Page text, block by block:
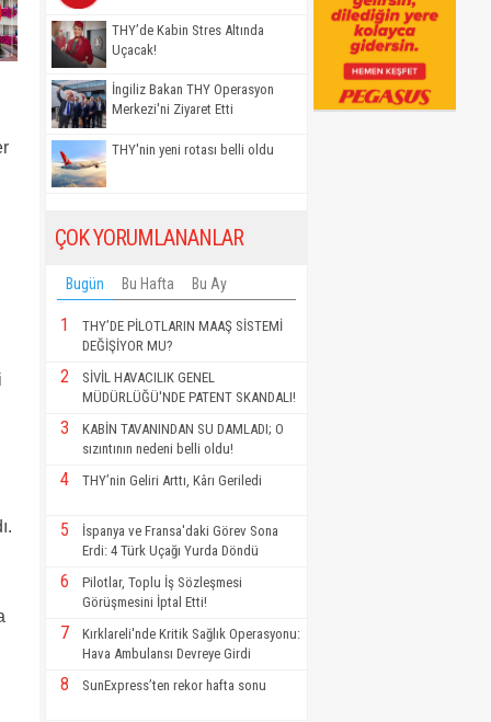
THY’de Kabin Stres Altında
Uçacak!
İngiliz Bakan THY Operasyon
Merkezi'ni Ziyaret Etti
THY'nin yeni rotası belli oldu
ÇOK YORUMLANANLAR
Bugün Bu Hafta Bu Ay
1
THY’DE PİLOTLARIN MAAŞ SİSTEMİ
DEĞİŞİYOR MU?
2
SİVİL HAVACILIK GENEL
MÜDÜRLÜĞÜ'NDE PATENT SKANDALI!
3
KABİN TAVANINDAN SU DAMLADI; O
sızıntının nedeni belli oldu!
4 THY’nin Geliri Arttı, Kârı Geriledi
5
İspanya ve Fransa'daki Görev Sona
Erdi: 4 Türk Uçağı Yurda Döndü
6
Pilotlar, Toplu İş Sözleşmesi
Görüşmesini İptal Etti!
7
Kırklareli'nde Kritik Sağlık Operasyonu:
Hava Ambulansı Devreye Girdi
8 SunExpress’ten rekor hafta sonu